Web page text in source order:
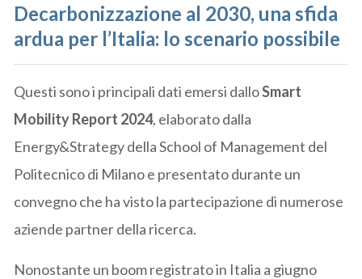
Decarbonizzazione al 2030, una sfida
ardua per l’Italia: lo scenario possibile
Questi sono i principali dati emersi dalloSmart
Mobility Report 2024, elaborato dalla
Energy&Strategy della School of Management del
Politecnico di Milano e presentato durante un
convegno che ha visto la partecipazione di numerose
aziende partner della ricerca.
Nonostante un boom registrato in Italia a giugno